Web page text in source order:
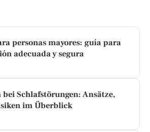
personas mayores: guía para
adecuada y segura
Schlafstörungen: Ansätze,
im Überblick